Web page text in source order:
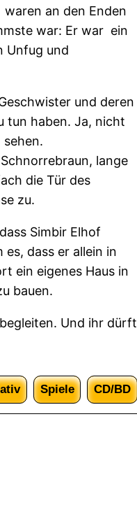
an den Enden
war: Er war ein
Unfug und
und deren
tun haben. Ja, nicht
lange
die Tür des
zu.
Simbir Elhof
dass er allein in
ein eigenes Haus in
bauen.
Und ihr dürft
Spiele CD/BD